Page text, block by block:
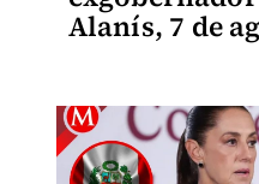
Alanís, 7 de